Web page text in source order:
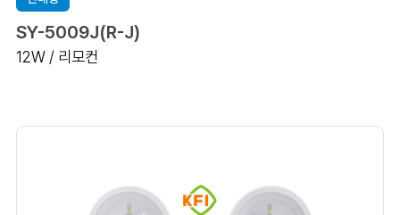
SY-5009J(R-J)
12W / 리모컨